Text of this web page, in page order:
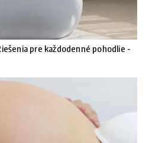
pre každodenné pohodlie -